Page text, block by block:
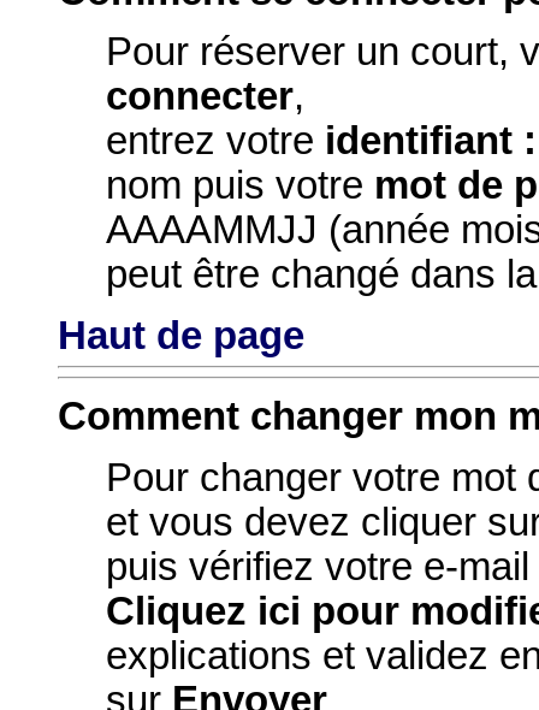
Pour réserver un court,
connecter,
entrez votre identifiant :
nom puis votre mot de
AAAAMMJJ (année
peut être changé dans
Haut de page
Comment changer mon
Pour changer votre mot
et vous devez cliquer
puis vérifiez votre e-
Cliquez ici pour
explications et validez
sur Envoyer